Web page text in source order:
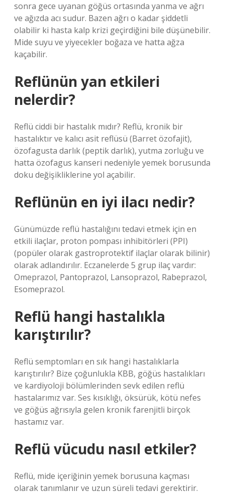
sonra gece uyanan göğüs ortasında yanma ve ağrı
ve ağızda acı sudur. Bazen ağrı o kadar şiddetli
olabilir ki hasta kalp krizi geçirdiğini bile düşünebilir.
Mide suyu ve yiyecekler boğaza ve hatta ağza
kaçabilir.
Reflünün yan etkileri
nelerdir?
Reflü ciddi bir hastalık mıdır? Reflü, kronik bir
hastalıktır ve kalıcı asit reflüsü (Barret özofajit),
özofagusta darlık (peptik darlık), yutma zorluğu ve
hatta özofagus kanseri nedeniyle yemek borusunda
doku değişikliklerine yol açabilir.
Reflünün en iyi ilacı nedir?
Günümüzde reflü hastalığını tedavi etmek için en
etkili ilaçlar, proton pompası inhibitörleri (PPI)
(popüler olarak gastroprotektif ilaçlar olarak bilinir)
olarak adlandırılır. Eczanelerde 5 grup ilaç vardır:
Omeprazol, Pantoprazol, Lansoprazol, Rabeprazol,
Esomeprazol.
Reflü hangi hastalıkla
karıştırılır?
Reflü semptomları en sık hangi hastalıklarla
karıştırılır? Bize çoğunlukla KBB, göğüs hastalıkları
ve kardiyoloji bölümlerinden sevk edilen reflü
hastalarımız var. Ses kısıklığı, öksürük, kötü nefes
ve göğüs ağrısıyla gelen kronik farenjitli birçok
hastamız var.
Reflü vücudu nasıl etkiler?
Reflü, mide içeriğinin yemek borusuna kaçması
olarak tanımlanır ve uzun süreli tedavi gerektirir.